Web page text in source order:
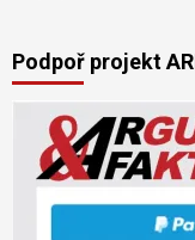
Podpoř projekt